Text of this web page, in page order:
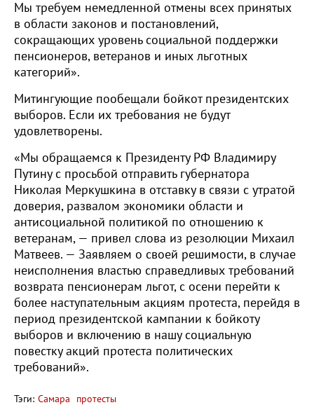
Мы требуем немедленной отмены всех принятых
в области законов и постановлений,
сокращающих уровень социальной поддержки
пенсионеров, ветеранов и иных льготных
категорий».
Митингующие пообещали бойкот президентских
выборов. Если их требования не будут
удовлетворены.
«Мы обращаемся к Президенту РФ Владимиру
Путину с просьбой отправить губернатора
Николая Меркушкина в отставку в связи с утратой
доверия, развалом экономики области и
антисоциальной политикой по отношению к
ветеранам, — привел слова из резолюции Михаил
Матвеев. — Заявляем о своей решимости, в случае
неисполнения властью справедливых требований
возврата пенсионерам льгот, с осени перейти к
более наступательным акциям протеста, перейдя в
период президентской кампании к бойкоту
выборов и включению в нашу социальную
повестку акций протеста политических
требований».
Тэги: Самара
протесты